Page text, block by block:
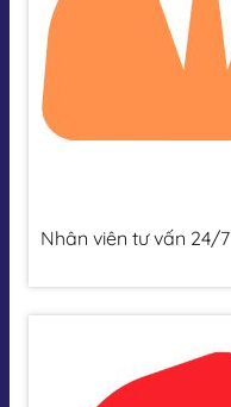
Nhân viên tư vấn 24/7